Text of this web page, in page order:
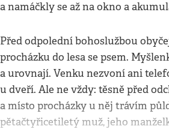
a namáčkly se až na okno a
Před odpolední bohoslužbou
procházku do lesa se psem.
a urovnají. Venku nezvoní ani
u dveří. Ale ne vždy: těsně před
a místo procházky u něj trávím
pětačtyřicetiletý muž, jeho